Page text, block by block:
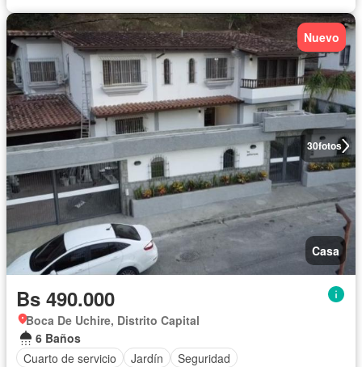
30fotos
Nuevo
Casa
Bs 490.000
Boca De Uchire, Distrito Capital
6 Baños
Cuarto de servicio
Jardín Seguridad